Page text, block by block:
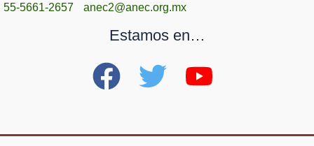
55-5661-2657
anec2@anec.org.mx
Estamos en…